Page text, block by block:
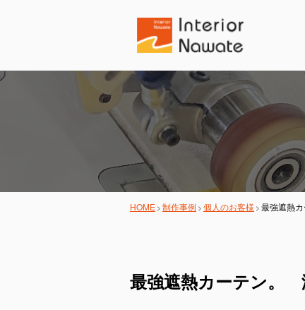
HOME 制作事例 個人のお客様 最強遮熱
最強遮熱カーテン。